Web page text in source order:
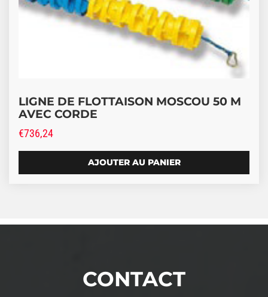
LIGNE DE FLOTTAISON MOSCOU 50 M
AVEC CORDE
€736,24
AJOUTER AU PANIER
CONTACT